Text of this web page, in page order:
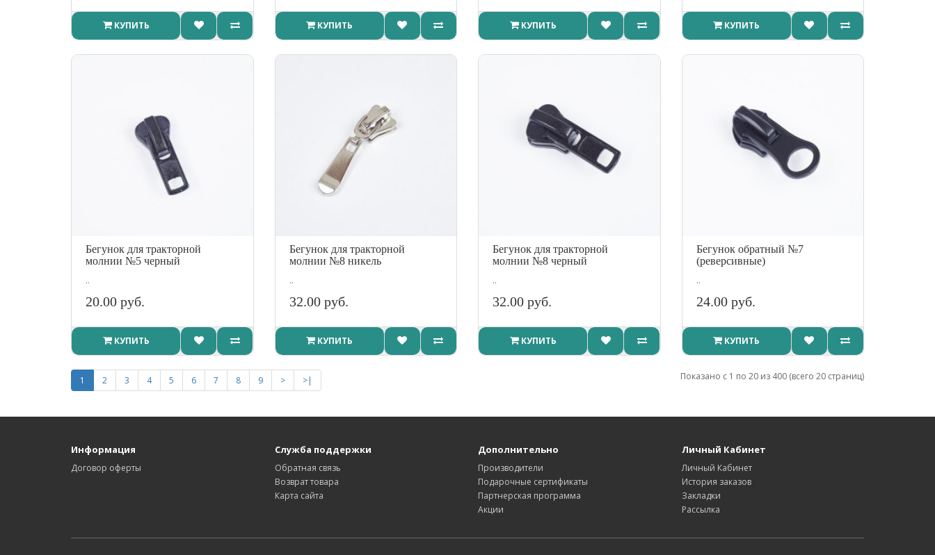
КУПИТЬ КУПИТЬ КУПИТЬ КУПИТЬ
Бегунок для тракторной
молнии №5 черный
..
20.00 руб.
КУПИТЬ
Бегунок для тракторной
молнии №8 никель
..
32.00 руб.
КУПИТЬ
Бегунок для тракторной
молнии №8 черный
..
32.00 руб.
КУПИТЬ
Бегунок обратный №7
(реверсивные)
..
24.00 руб.
КУПИТЬ
1 2 3 4 5 6 7 8 9 > >| Показано с 1 по 20 из 400 (всего 20 страниц)
Информация
Договор оферты
Служба поддержки
Обратная связь
Возврат товара
Карта сайта
Дополнительно
Производители
Подарочные сертификаты
Партнерская программа
Акции
Личный Кабинет
Личный Кабинет
История заказов
Закладки
Рассылка